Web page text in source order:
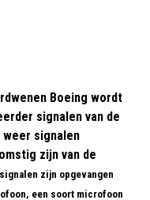
Boeing wordt
signalen van de
signalen
zijn van de
zijn opgevangen
een soort microfoon